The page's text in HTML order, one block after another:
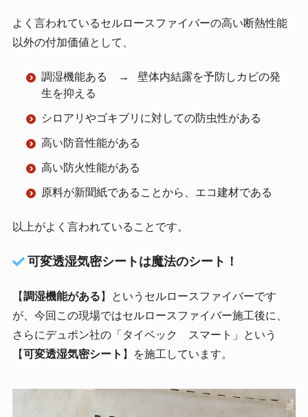
よく言われているセルロースファイバーの高い断熱性能
以外の付加価値として、
調湿機能ある → 壁体内結露を予防しカビの発
生を抑える
シロアリやゴキブリに対しての防虫性がある
高い防音性能がある
高い防火性能がある
原料が新聞紙であることから、エコ建材である
以上がよく言われていることです。
可変透湿気密シートは魔法のシート！
【調湿機能がある 】というセルロースファイバーです
が、今回この現場ではセルロースファイバー施工後に、
さらにデュポン社の「タイベック スマート」という
【可変透湿気密シート 】を施工しています。